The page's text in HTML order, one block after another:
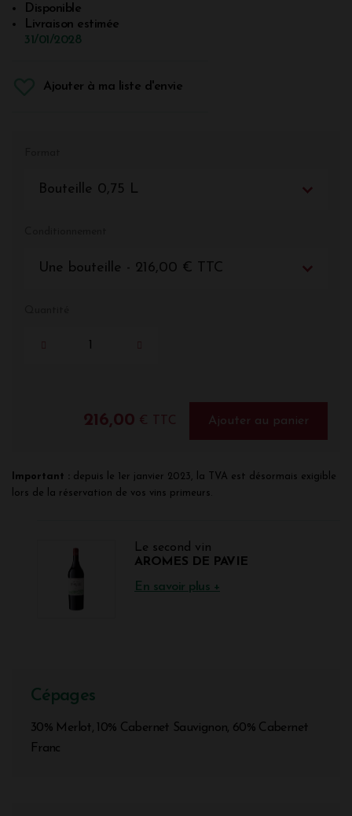
Disponible
Livraison estimée
31/01/2028
Ajouter à ma liste d'envie
Bouteille 0,75 L
Une bouteille - 216,00 € TTC
216,00 € TTC Ajouter au panier
Important : depuis le 1er janvier 2023, la TVA est désormais exigible
lors de la réservation de vos vins primeurs.
Le second vin
AROMES DE PAVIE
En savoir plus +
Cépages
30% Merlot, 10% Cabernet Sauvignon, 60% Cabernet
Franc